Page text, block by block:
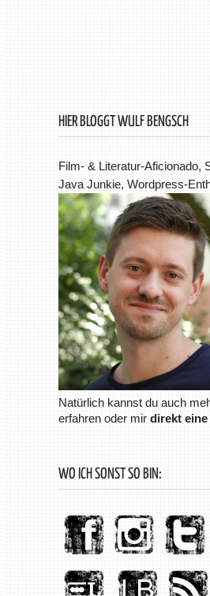
HIER BLOGGT WULF BENGSCH
Film- & Literatur-Aficionado,
Java Junkie, Wordpress-
Natürlich kannst du auch
erfahren oder mir direkt eine
WO ICH SONST SO BIN: